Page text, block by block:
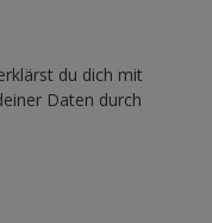
du dich mit
Daten durch